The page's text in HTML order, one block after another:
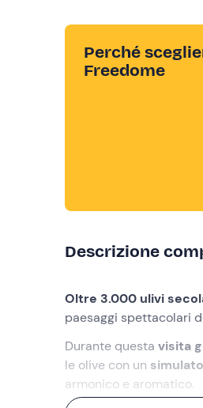
Perché
Freedome
Descrizione
Oltre 3.000 ulivi
paesaggi spettacolari
Durante questa visita
le olive con un
armonico e aromatico.